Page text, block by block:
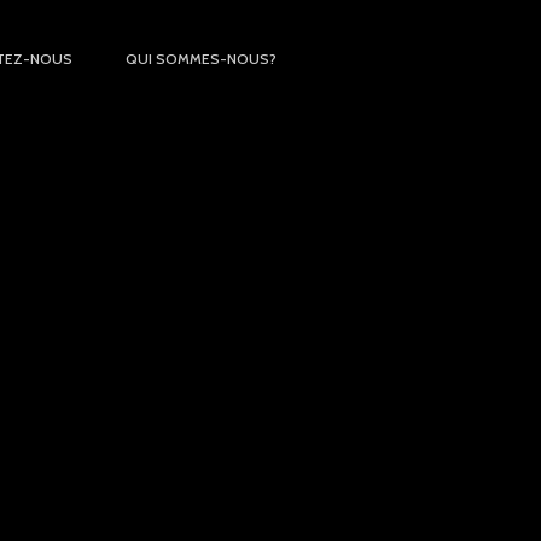
NOUS QUI SOMMES-NOUS?